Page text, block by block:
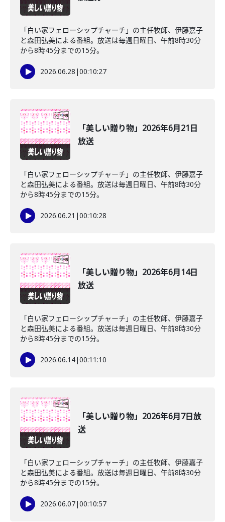
「白い家フェローシップチャーチ」の主任牧師、伊藤嘉子
と森田弘美による番組。放送は毎週日曜日、午前8時30分
から8時45分までの15分。
2026.06.28 |00:10:27
「美しい贈り物」2026年6月21日
放送
「白い家フェローシップチャーチ」の主任牧師、伊藤嘉子
と森田弘美による番組。放送は毎週日曜日、午前8時30分
から8時45分までの15分。
2026.06.21 |00:10:28
「美しい贈り物」2026年6月14日
放送
「白い家フェローシップチャーチ」の主任牧師、伊藤嘉子
と森田弘美による番組。放送は毎週日曜日、午前8時30分
から8時45分までの15分。
2026.06.14|00:11:10
「美しい贈り物」2026年6月7日放
送
「白い家フェローシップチャーチ」の主任牧師、伊藤嘉子
と森田弘美による番組。放送は毎週日曜日、午前8時30分
から8時45分までの15分。
2026.06.07|00:10:57